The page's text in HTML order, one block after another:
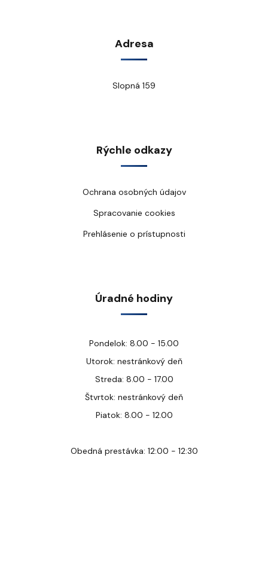
Adresa
Slopná 159
Rýchle odkazy
Ochrana osobných údajov
Spracovanie cookies
Prehlásenie o prístupnosti
Úradné hodiny
Pondelok: 8.00 - 15.00
Utorok: nestránkový deň
Streda: 8.00 - 17.00
Štvrtok: nestránkový deň
Piatok: 8.00 - 12.00
Obedná prestávka: 12:00 - 12:30